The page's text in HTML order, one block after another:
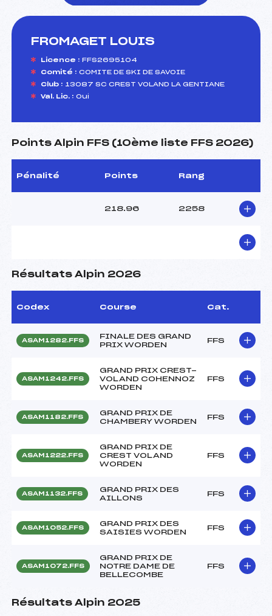
FROMAGET LOUIS
Licence : FFS2695104
Comité : COMITE DE SKI DE SAVOIE
Club : 13087 SC CREST VOLAND LA GENTIANE
Val. Lic. : Oui
Points Alpin FFS (10ème liste FFS 2026)
Pénalité Points Rang
218.96 2258
Résultats Alpin 2026
Codex Course Cat.
ASAM1282.FFS
FINALE DES GRAND
PRIX WORDEN
FFS
ASAM1242.FFS
GRAND PRIX CREST-
VOLAND COHENNOZ
WORDEN
FFS
ASAM1182.FFS
GRAND PRIX DE
CHAMBERY WORDEN
FFS
ASAM1222.FFS
GRAND PRIX DE
CREST VOLAND
WORDEN
FFS
ASAM1132.FFS
GRAND PRIX DES
AILLONS
FFS
ASAM1052.FFS
GRAND PRIX DES
SAISIES WORDEN
FFS
ASAM1072.FFS
GRAND PRIX DE
NOTRE DAME DE
BELLECOMBE
FFS
Résultats Alpin 2025